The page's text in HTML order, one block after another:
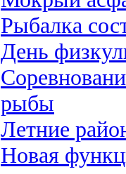
Рыбалка
День
рыбы
Летние
Новая